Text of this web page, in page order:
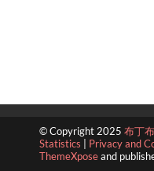
© Copyright 2025 布丁
Statistics
Privacy and
ThemeXposeand